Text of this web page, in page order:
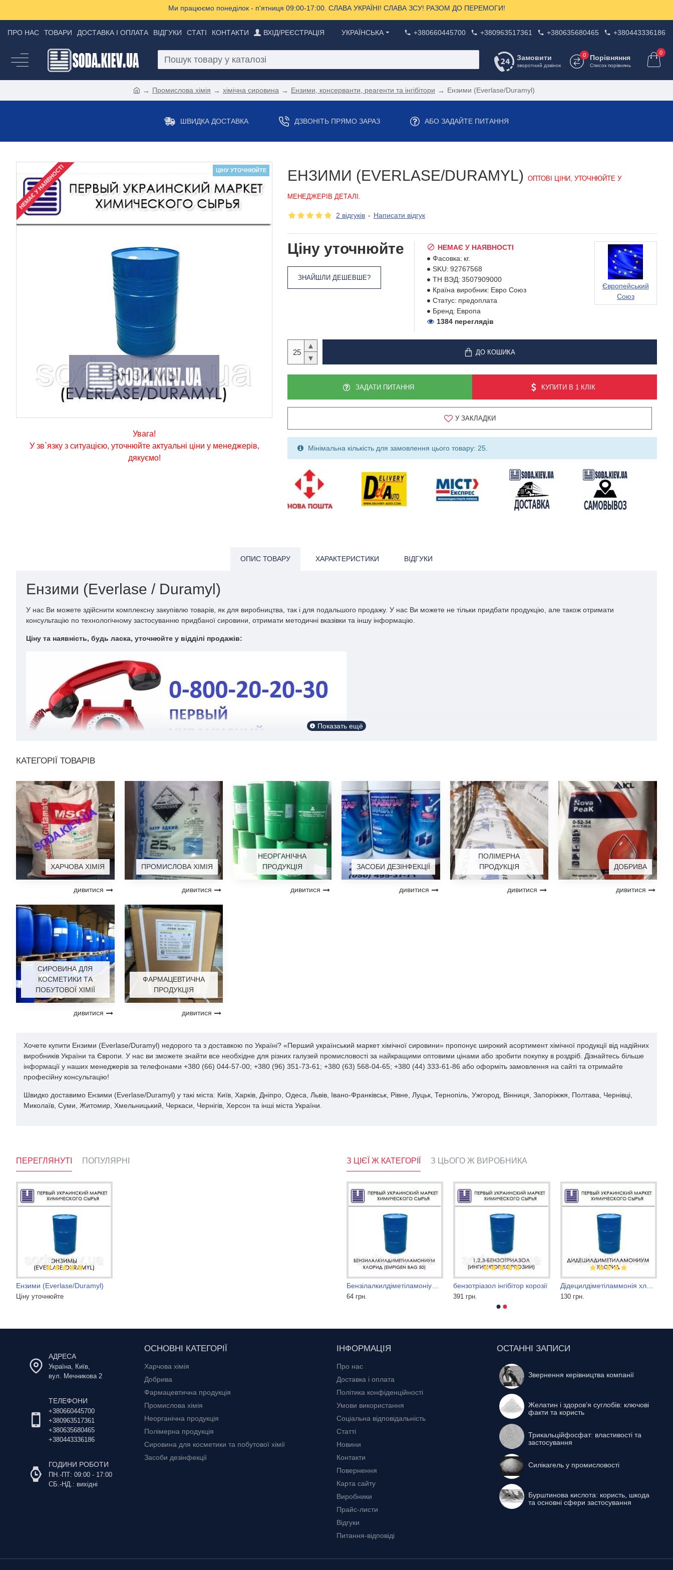
Ми працюємо понеділок - п'ятниця 09:00-17:00. СЛАВА УКРАЇНІ! СЛАВА ЗСУ! РАЗОМ ДО ПЕРЕМОГИ!
ПРО НАС ТОВАРИ ДОСТАВКА І ОПЛАТА ВІДГУКИ СТАТІ КОНТАКТИ ВХІД/РЕЄСТРАЦІЯ УКРАЇНСЬКА +380660445700 +380963517361 +380635680465 +380443336186
Замовити
зворотний дзвінок
Порівняння
Список порівнянь
0 0
Промислова хімія хімічна сировина Ензими, консерванти, реагенти та інгібітори Ензими (Everlase/Duramyl)
ШВИДКА ДОСТАВКА ДЗВОНІТЬ ПРЯМО ЗАРАЗ АБО ЗАДАЙТЕ ПИТАННЯ
ЦІНУ УТОЧНЮЙТЕ
НЕМАЄ У НАЯВНОСТІ
Увага!
У зв`язку з ситуацією, уточнюйте актуальні ціни у менеджерів,
дякуємо!
ЕНЗИМИ (EVERLASE/DURAMYL) ОПТОВІ ЦІНИ, УТОЧНЮЙТЕ У
МЕНЕДЖЕРІВ ДЕТАЛІ.
2 відгуків - Написати відгук
Ціну уточнюйте
ЗНАЙШЛИ ДЕШЕВШЕ?
НЕМАЄ У НАЯВНОСТІ
Фасовка: кг.
SKU: 92767568
ТН ВЭД: 3507909000
Країна виробник: Евро Союз
Статус: предоплата
Бренд: Европа
Європейський
Союз
1384 переглядів
▲
▼
ДО КОШИКА
ЗАДАТИ ПИТАННЯ КУПИТИ В 1 КЛІК
У ЗАКЛАДКИ
Мінімальна кількість для замовлення цього товару: 25.
ОПИС ТОВАРУ ХАРАКТЕРИСТИКИ ВІДГУКИ
Ензими (Everlase / Duramyl)
У нас Ви можете здійснити комплексну закупівлю товарів, як для виробництва, так і для подальшого продажу. У нас Ви можете не тільки придбати продукцію, але також отримати
консультацію по технологічному застосуванню придбаної сировини, отримати методичні вказівки та іншу інформацію.
Ціну та наявність, будь ласка, уточнюйте у відділі продажів:
КАТЕГОРІЇ ТОВАРІВ
ХАРЧОВА ХІМІЯ
дивитися
ПРОМИСЛОВА ХІМІЯ
дивитися
НЕОРГАНІЧНА
ПРОДУКЦІЯ
дивитися
ЗАСОБИ ДЕЗІНФЕКЦІЇ
дивитися
ПОЛІМЕРНА
ПРОДУКЦІЯ
дивитися
ДОБРИВА
дивитися
СИРОВИНА ДЛЯ
КОСМЕТИКИ ТА
ПОБУТОВОЇ ХІМІЇ
дивитися
ФАРМАЦЕВТИЧНА
ПРОДУКЦІЯ
дивитися
Хочете купити Ензими (Everlase/Duramyl) недорого та з доставкою по Україні? «Перший український маркет хімічної сировини» пропонує широкий асортимент хімічної продукції від надійних
виробників України та Європи. У нас ви зможете знайти все необхідне для різних галузей промисловості за найкращими оптовими цінами або зробити покупку в роздріб. Дізнайтесь більше
інформації у наших менеджерів за телефонами +380 (66) 044-57-00; +380 (96) 351-73-61; +380 (63) 568-04-65; +380 (44) 333-61-86 або оформіть замовлення на сайті та отримайте
професійну консультацію!
Швидко доставимо Ензими (Everlase/Duramyl) у такі міста: Київ, Харків, Дніпро, Одеса, Львів, Івано-Франківськ, Рівне, Луцьк, Тернопіль, Ужгород, Вінниця, Запоріжжя, Полтава, Чернівці,
Миколаїв, Суми, Житомир, Хмельницький, Черкаси, Чернігів, Херсон та інші міста України.
ПЕРЕГЛЯНУТІ ПОПУЛЯРНІ
Ензими (Everlase/Duramyl)
Ціну уточнюйте
З ЦІЄЇ Ж КАТЕГОРІЇ З ЦЬОГО Ж ВИРОБНИКА
Ціну уточнюйте
Бензілалкилдіметіламоніум хлорид (Empigen BAG 50), дезинфектант
64 грн.
бензотріазол інгібітор корозії
391 грн.
Дідецилдіметіламмонія хлорид
130 грн.
АДРЕСА
Україна, Київ,
вул. Мечникова 2
ТЕЛЕФОНИ
+380660445700
+380963517361
+380635680465
+380443336186
ГОДИНИ РОБОТИ
ПН.-ПТ: 09:00 - 17:00
СБ.-НД.: вихідні
ОСНОВНІ КАТЕГОРІЇ
Харчова хімія
Добрива
Фармацевтична продукція
Промислова хімія
Неорганічна продукція
Полімерна продукція
Сировина для косметики та побутової хімії
Засоби дезінфекції
ІНФОРМАЦІЯ
Про нас
Доставка і оплата
Політика конфіденційності
Умови використання
Соціальна відповідальність
Статті
Новини
Контакти
Повернення
Карта сайту
Виробники
Прайс-листи
Відгуки
Питання-відповіді
ОСТАННІ ЗАПИСИ
Звернення керівництва компанії
Желатин і здоров’я суглобів: ключові
факти та користь
Трикальційфосфат: властивості та
застосування
Силікагель у промисловості
Бурштинова кислота: користь, шкода
та основні сфери застосування